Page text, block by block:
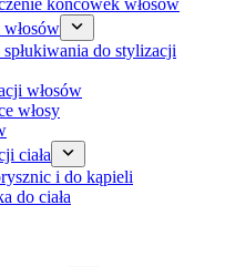
końcówek włosów
do stylizacji
włosów
włosy
ciała
i do kąpieli
do ciała